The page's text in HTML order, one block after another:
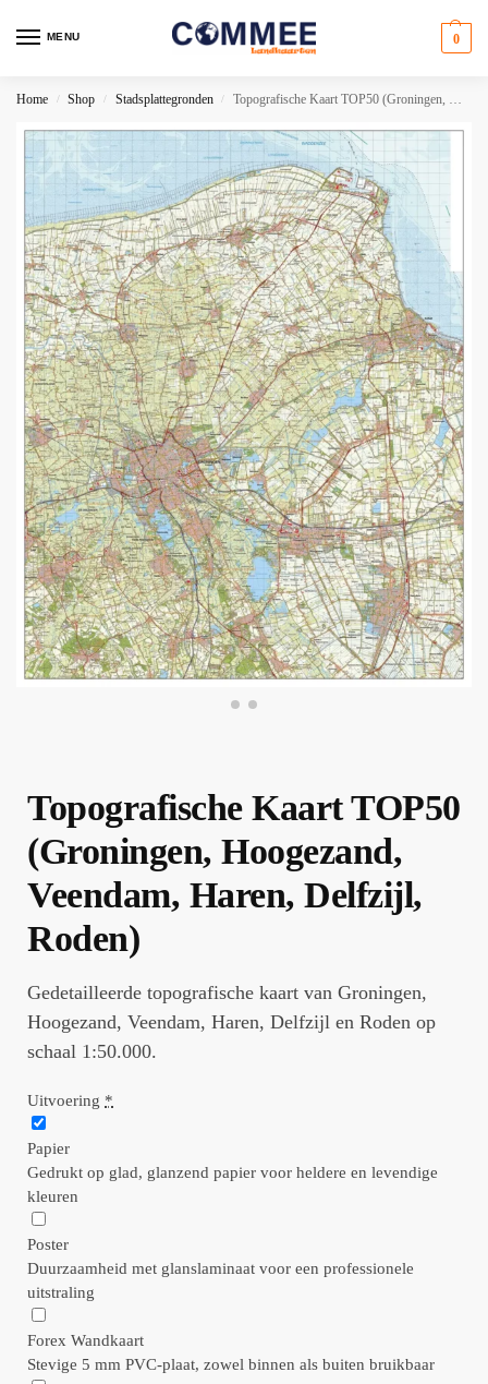
MENU 0
Home / Shop / Stadsplattegronden / Topografische Kaart TOP50 (Groningen, Hoogezand, Veendam, Haren, Delfzijl, Roden)
Topografische Kaart TOP50
(Groningen, Hoogezand,
Veendam, Haren, Delfzijl,
Roden)
Gedetailleerde topografische kaart van Groningen,
Hoogezand, Veendam, Haren, Delfzijl en Roden op
schaal 1:50.000.
Uitvoering *
Papier
Gedrukt op glad, glanzend papier voor heldere en levendige
kleuren
Poster
Duurzaamheid met glanslaminaat voor een professionele
uitstraling
Forex Wandkaart
Stevige 5 mm PVC-plaat, zowel binnen als buiten bruikbaar